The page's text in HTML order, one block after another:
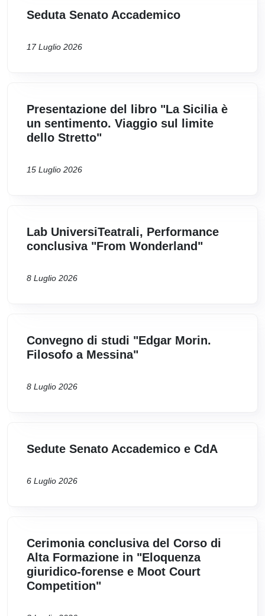
Seduta Senato Accademico
17 Luglio 2026
Presentazione del libro "La Sicilia è
un sentimento. Viaggio sul limite
dello Stretto"
15 Luglio 2026
Lab UniversiTeatrali, Performance
conclusiva "From Wonderland"
8 Luglio 2026
Convegno di studi "Edgar Morin.
Filosofo a Messina"
8 Luglio 2026
Sedute Senato Accademico e CdA
6 Luglio 2026
Cerimonia conclusiva del Corso di
Alta Formazione in "Eloquenza
giuridico-forense e Moot Court
Competition"